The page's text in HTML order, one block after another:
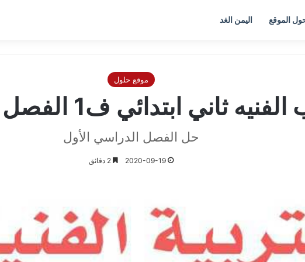
الموقع اليمن الغد
موقع حلول
ثاني ابتدائي ف1 الفصل الاول 1448
حل الفصل الدراسي الأول
2020-09-19 2 دقائق